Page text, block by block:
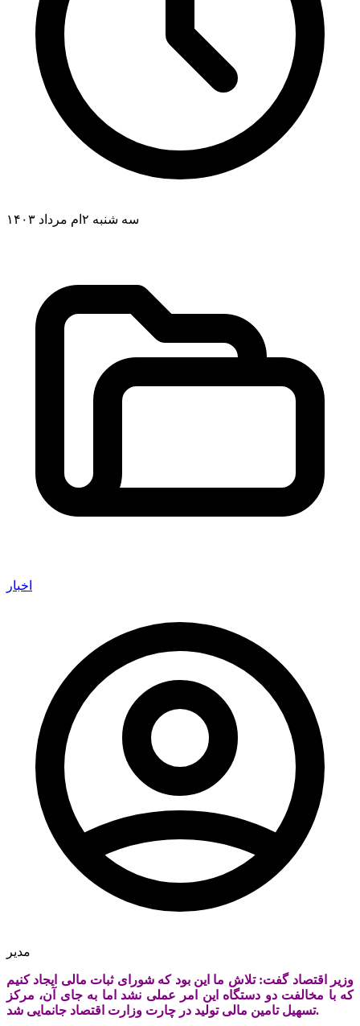
سه شنبه ۲ام مرداد ۱۴۰۳
اخبار
مدیر
وزیر اقتصاد گفت: تلاش ما این بود که شورای ثبات مالی ایجاد کنیم
که با مخالفت دو دستگاه این امر عملی نشد اما به جای آن، مرکز
تسهیل تامین مالی تولید در چارت وزارت اقتصاد جانمایی شد.